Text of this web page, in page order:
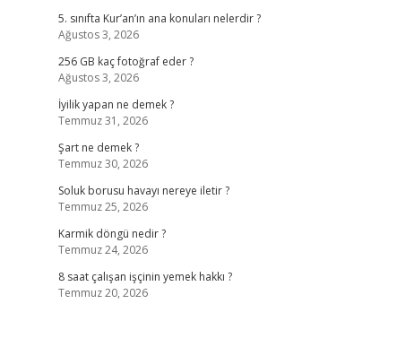
5. sınıfta Kur’an’ın ana konuları nelerdir ?
Ağustos 3, 2026
256 GB kaç fotoğraf eder ?
Ağustos 3, 2026
İyilik yapan ne demek ?
Temmuz 31, 2026
Şart ne demek ?
Temmuz 30, 2026
Soluk borusu havayı nereye iletir ?
Temmuz 25, 2026
Karmik döngü nedir ?
Temmuz 24, 2026
8 saat çalışan işçinin yemek hakkı ?
Temmuz 20, 2026